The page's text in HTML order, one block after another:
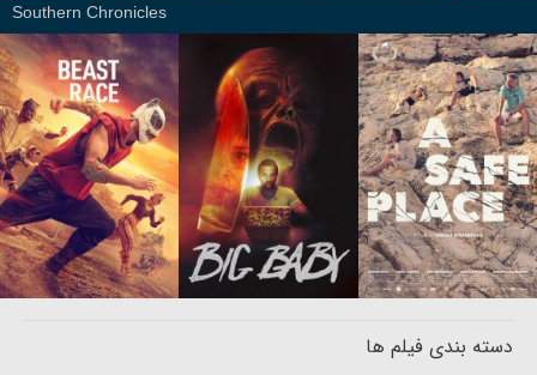
Southern Chronicles
دسته بندی فیلم ها